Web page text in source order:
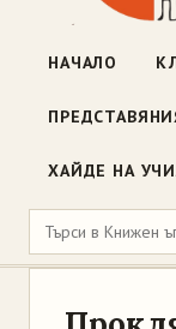
НАЧАЛО
ХАЙДЕ НА